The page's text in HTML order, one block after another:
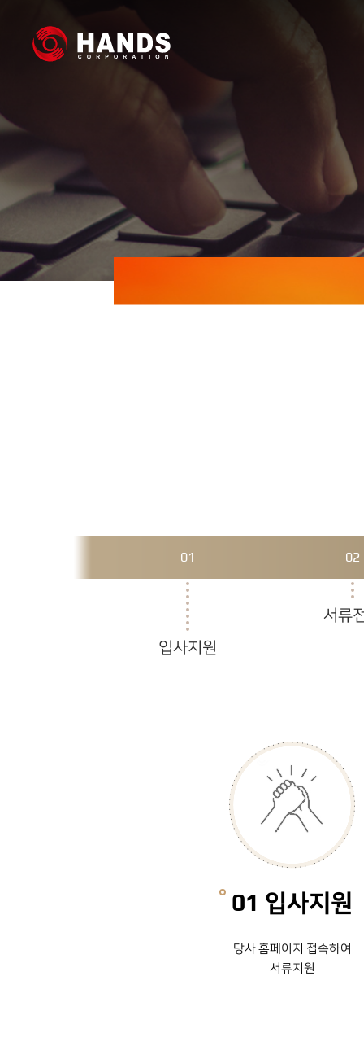
01
입사지원
02
서류
01 입사지원
당사 홈페이지 접속하여
서류지원